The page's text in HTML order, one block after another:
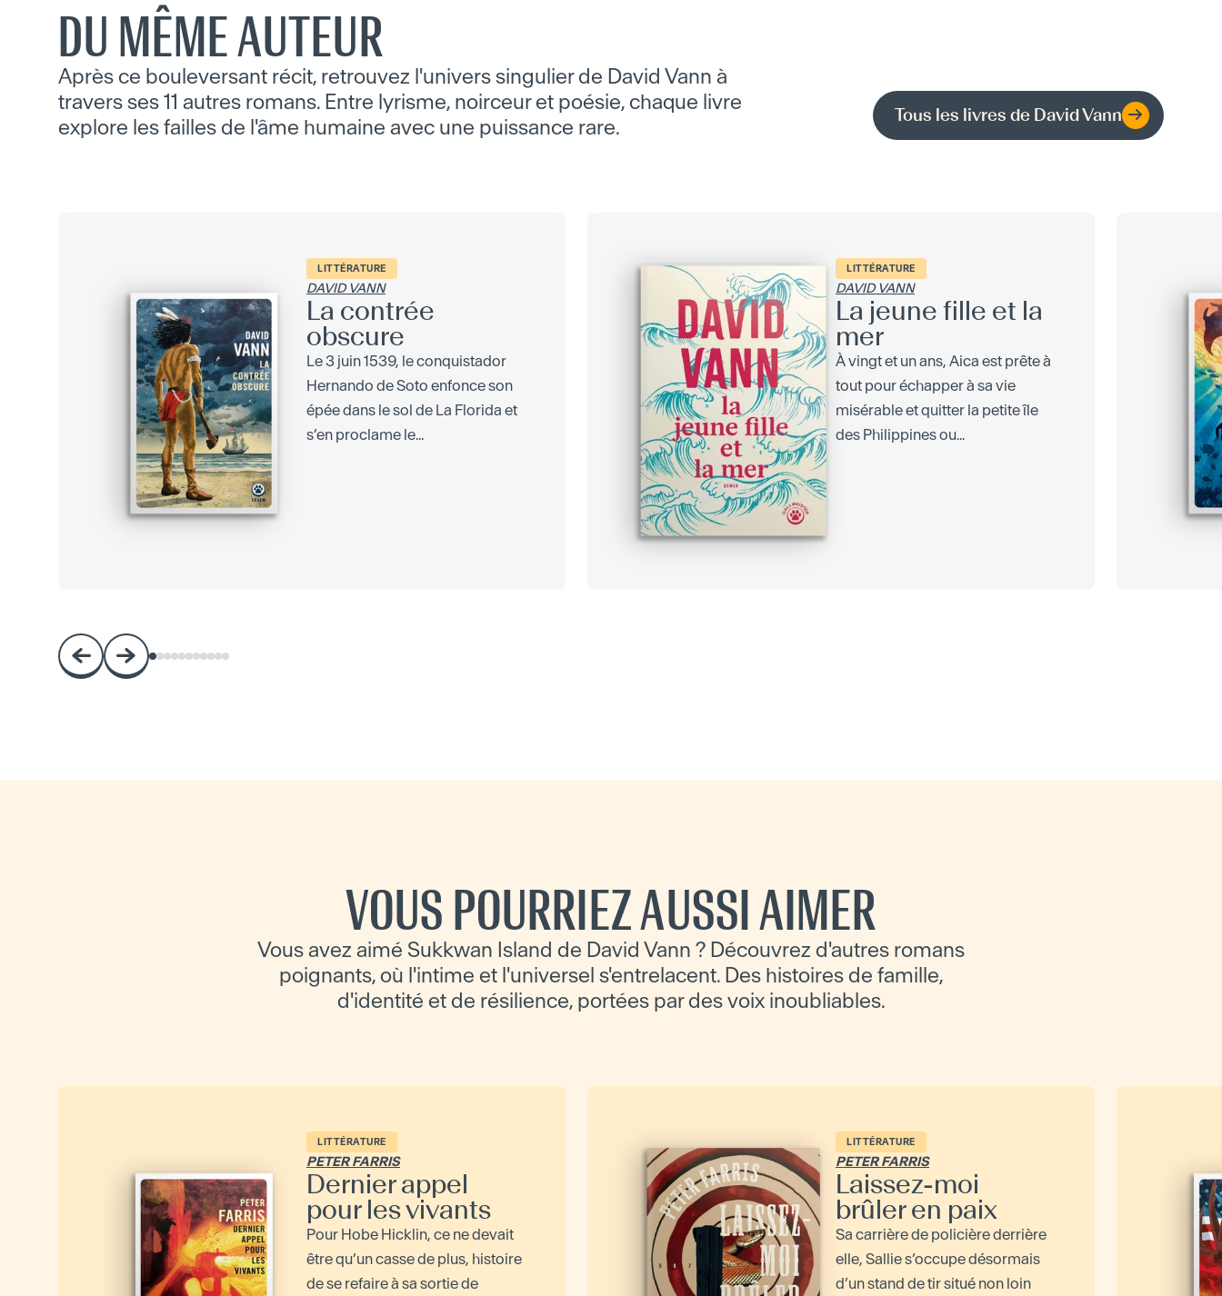
DU MÊME AUTEUR
Après ce bouleversant récit, retrouvez l'univers singulier de David Vann à
travers ses 11 autres romans. Entre lyrisme, noirceur et poésie, chaque livre
explore les failles de l'âme humaine avec une puissance rare.
Tous les livres de David Vann
LITTÉRATURE
DAVID VANN
La contrée
obscure
Le 3 juin 1539, le conquistador
Hernando de Soto enfonce son
épée dans le sol de La Florida et
s’en proclame le...
LITTÉRATURE
DAVID VANN
La jeune fille et la
mer
À vingt et un ans, Aica est prête à
tout pour échapper à sa vie
misérable et quitter la petite île
des Philippines ou...
VOUS POURRIEZ AUSSI AIMER
Vous avez aimé Sukkwan Island de David Vann ? Découvrez d'autres romans
poignants, où l'intime et l'universel s'entrelacent. Des histoires de famille,
d'identité et de résilience, portées par des voix inoubliables.
LITTÉRATURE
PETER FARRIS
Dernier appel
pour les vivants
Pour Hobe Hicklin, ce ne devait
être qu’un casse de plus, histoire
de se refaire à sa sortie de
LITTÉRATURE
PETER FARRIS
Laissez-moi
brûler en paix
Sa carrière de policière derrière
elle, Sallie s’occupe désormais
d’un stand de tir situé non loin